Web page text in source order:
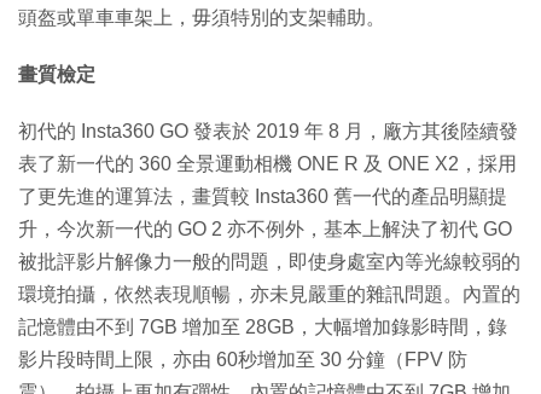
頭盔或單車車架上，毋須特別的支架輔助。
畫質檢定
初代的 Insta360 GO 發表於 2019 年 8 月，廠方其後陸續發
表了新一代的 360 全景運動相機 ONE R 及 ONE X2，採用
了更先進的運算法，畫質較 Insta360 舊一代的產品明顯提
升，今次新一代的 GO 2 亦不例外，基本上解決了初代 GO
被批評影片解像力一般的問題，即使身處室內等光線較弱的
環境拍攝，依然表現順暢，亦未見嚴重的雜訊問題。內置的
記憶體由不到 7GB 增加至 28GB，大幅增加錄影時間，錄
影片段時間上限，亦由 60秒增加至 30 分鐘（FPV 防